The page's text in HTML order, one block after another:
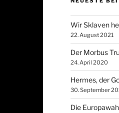
Wir Sklaven
22. August 2021
Der Morbus
24. April 2020
Hermes, der
30. September
Die